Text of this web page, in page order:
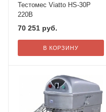
Тестомес Viatto HS-30P
220В
70 251 руб.
В КОРЗИНУ